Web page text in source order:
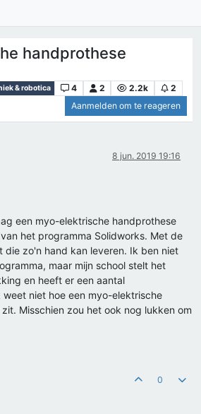
handprothese
& robotica 4 2 2.2k
2
Aanmelden om te reageren
8 jun. 2019 19:16
een myo-elektrische handprothese
het programma Solidworks. Met de
zo'n hand kan leveren. Ik ben niet
maar mijn school stelt het
en heeft er een aantal
niet hoe een myo-elektrische
Misschien zou het ook nog lukken om
0